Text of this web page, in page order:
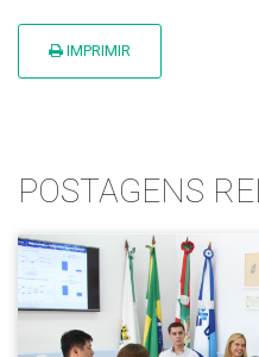
IMPRIMIR
POSTAGENS